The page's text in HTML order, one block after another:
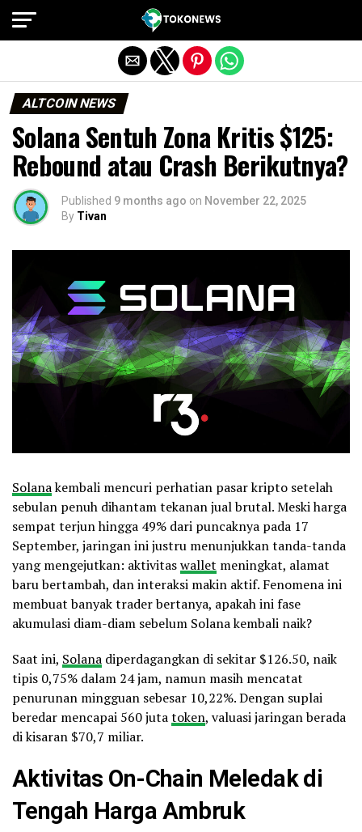
ALTCOIN NEWS
Solana Sentuh Zona Kritis $125:
Rebound atau Crash Berikutnya?
Published 9 months ago on November 22, 2025
By Tivan
Solanakembali mencuri perhatian pasar kripto setelah
sebulan penuh dihantam tekanan jual brutal. Meski harga
sempat terjun hingga 49% dari puncaknya pada 17
September, jaringan ini justru menunjukkan tanda-tanda
yang mengejutkan: aktivitaswallet meningkat, alamat
baru bertambah, dan interaksi makin aktif. Fenomena ini
membuat banyak trader bertanya, apakah ini fase
akumulasi diam-diam sebelum Solana kembali naik?
Saat ini, Solana diperdagangkan di sekitar $126.50, naik
tipis 0,75% dalam 24 jam, namun masih mencatat
penurunan mingguan sebesar 10,22%. Dengan suplai
beredar mencapai 560 jutatoken, valuasi jaringan berada
di kisaran $70,7 miliar.
Aktivitas On-Chain Meledak di
Tengah Harga Ambruk
Exit mobile version